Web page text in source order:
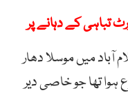
تباہی کے دہانے پر
آباد میں موسلا دھار
ہوا تھا جو خاصی دیر